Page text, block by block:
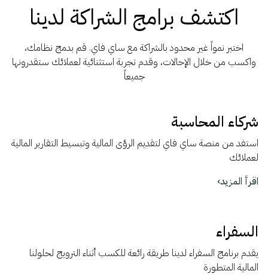
اكتشف برامج الشراكة لدينا
اختبر نمواً غير محدود بالشراكة مع ساي فاي. قم بدمج نظامك،
واكسب من خلال الإحالات، وقدم تجربة استثنائية لعملائك ستقدرونها
جميعاً
شركاء المحاسبة
استفد من منصة ساي فاي لتقديم الرؤى المالية وتبسيط التقارير المالية
لعملائك
اقرأ المزيد›
السفراء
يقدم برنامج السفراء لدينا طريقة رائعة للكسب أثناء الترويج لحلولنا
المالية المتطورة